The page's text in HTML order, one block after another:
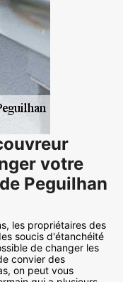
votre
Peguilhan
les propriétaires des
soucis d'étanchéité
de changer les
convier des
on peut vous